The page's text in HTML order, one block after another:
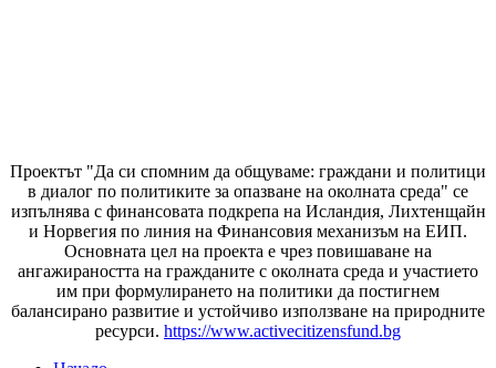
Проектът "Да си спомним да общуваме: граждани и политици
в диалог по политиките за опазване на околната среда" се
изпълнява с финансовата подкрепа на Исландия, Лихтенщайн
и Норвегия по линия на Финансовия механизъм на ЕИП.
Основната цел на проекта е чрез повишаване на
ангажираността на гражданите с околната среда и участието
им при формулирането на политики да постигнем
балансирано развитие и устойчиво използване на природните
ресурси. https://www.activecitizensfund.bg